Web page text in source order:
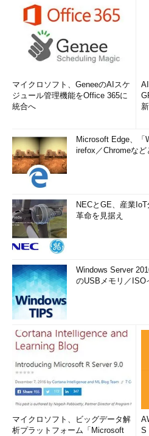
マイクロソフト、GeneeのAIスケ
ジュール管理機能をOffice 365に
統合へ
Microsoft Edge、
irefox／Chromeなど
NECとGE、産業
革命を見据え
Windows Server
のUSBメモリ／ISO
マイクロソフト、ビッグデータ解
析プラットフォーム「Microsoft
S